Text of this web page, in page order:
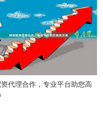
代理合作，专业平台助您高